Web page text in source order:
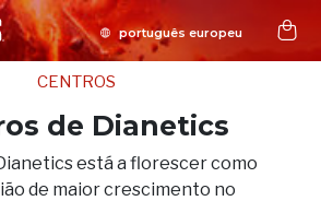
CENTROS
de Dianetics
está a florescer como
de maior crescimento no